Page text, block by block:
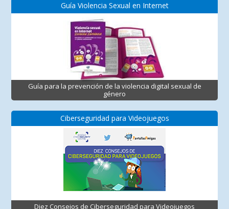
Guía Violencia Sexual en Internet
Guía para la prevención de la violencia digital sexual de
género
Ciberseguridad para Videojuegos
Diez Consejos de Ciberseguridad para Videojuegos